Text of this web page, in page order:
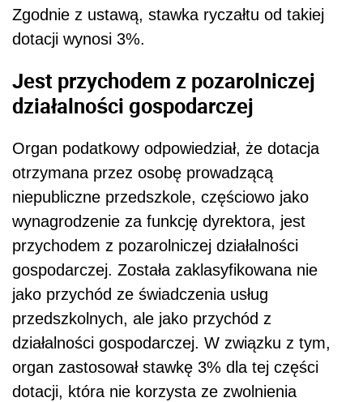
Zgodnie z ustawą, stawka ryczałtu od takiej
dotacji wynosi 3%.
Jest przychodem z pozarolniczej
działalności gospodarczej
Organ podatkowy odpowiedział, że dotacja
otrzymana przez osobę prowadzącą
niepubliczne przedszkole, częściowo jako
wynagrodzenie za funkcję dyrektora, jest
przychodem z pozarolniczej działalności
gospodarczej. Została zaklasyfikowana nie
jako przychód ze świadczenia usług
przedszkolnych, ale jako przychód z
działalności gospodarczej. W związku z tym,
organ zastosował stawkę 3% dla tej części
dotacji, która nie korzysta ze zwolnienia